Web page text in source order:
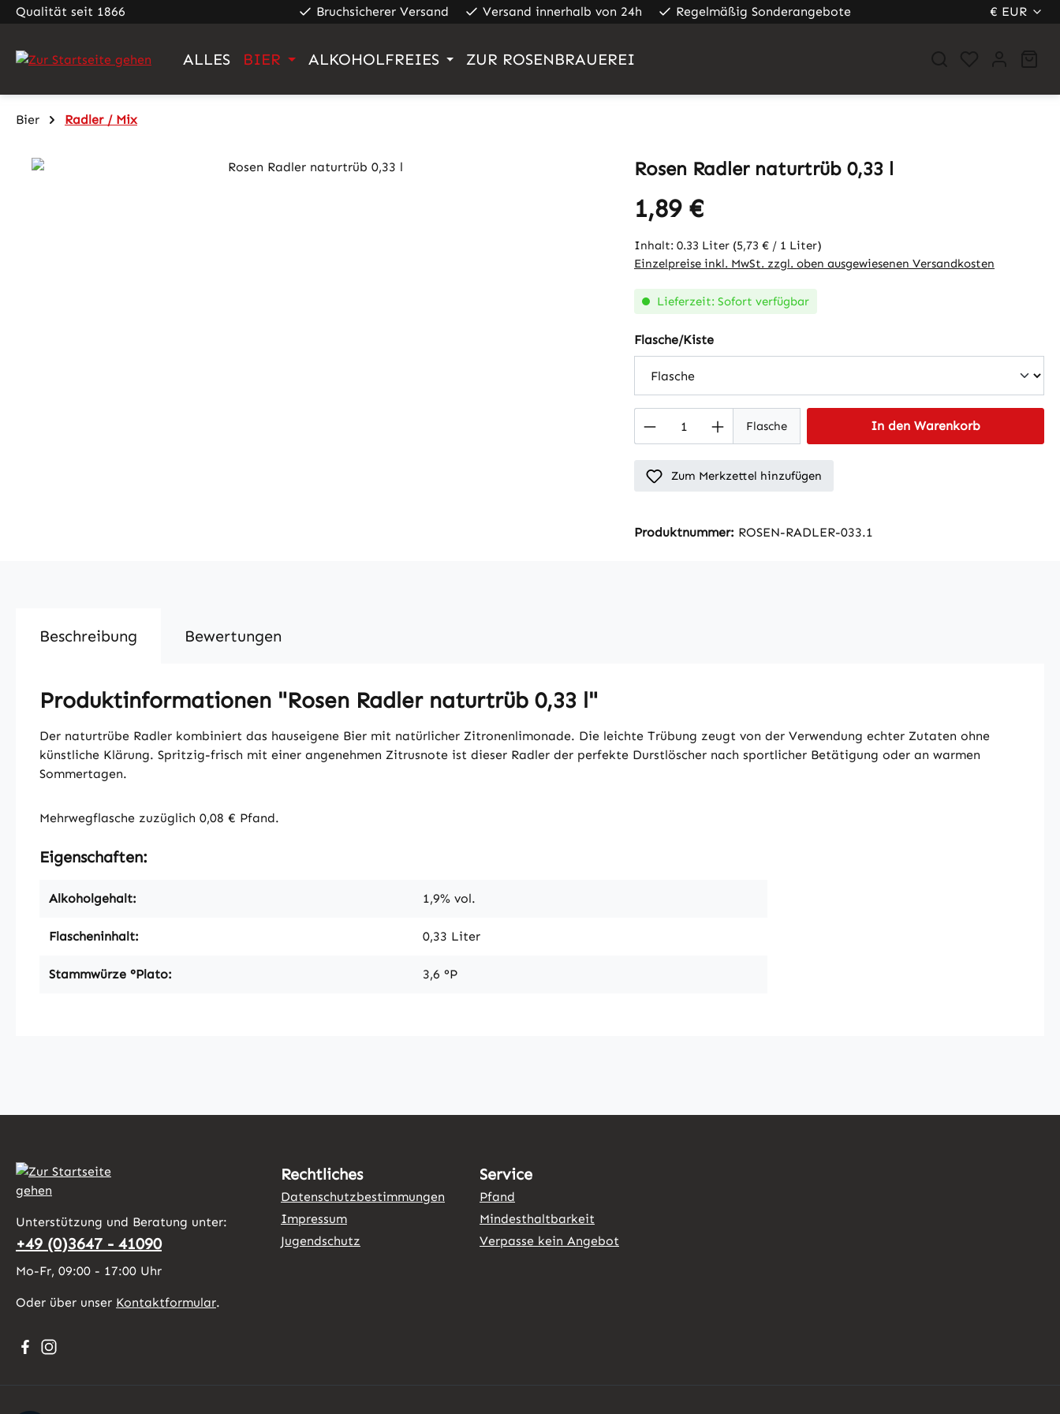
Hauptinhalt springen
Zur Suche springen
Zur Hauptnavigation springen
Qualität seit 1866 Bruchsicherer Versand Versand innerhalb von 24h Regelmäßig Sonderangebote € EUR
ALLES BIER ALKOHOLFREIES ZUR ROSENBRAUEREI
Bier Radler / Mix
Bildergalerie überspringen Rosen Radler naturtrüb 0,33 l
Regulärer Preis:
1,89 €
Inhalt: 0.33 Liter (5,73 € / 1 Liter)
Einzelpreise inkl. MwSt. zzgl. oben ausgewiesenen Versandkosten
Lieferzeit: Sofort verfügbar
Flasche/Kisteauswählen
Produkt Anzahl: Gib den gewünschten Wert
Flasche In den Warenkorb
Zum Merkzettel hinzufügen
Produktnummer: ROSEN-RADLER-033.1
Beschreibung Bewertungen
Produktinformationen "Rosen Radler naturtrüb 0,33 l"
Der naturtrübe Radler kombiniert das hauseigene Bier mit natürlicher Zitronenlimonade. Die leichte Trübung zeugt von der Verwendung echter Zutaten ohne
künstliche Klärung. Spritzig-frisch mit einer angenehmen Zitrusnote ist dieser Radler der perfekte Durstlöscher nach sportlicher Betätigung oder an warmen
Sommertagen.
Mehrwegflasche zuzüglich 0,08 € Pfand.
Eigenschaften:
Alkoholgehalt: 1,9% vol.
Flascheninhalt: 0,33 Liter
Stammwürze °Plato: 3,6 °P
Unterstützung und Beratung unter:
+49 (0)3647 - 41090
Mo-Fr, 09:00 - 17:00 Uhr
Oder über unser Kontaktformular.
Besuche uns auf Facebook – öffnet in neuem Tab (externer Link)
Schau auf Instagram vorbei – öffnet in neuem Tab (externer Link)
Rechtliches
Datenschutzbestimmungen
Impressum
Jugendschutz
Service
Pfand
Mindesthaltbarkeit
Verpasse kein Angebot